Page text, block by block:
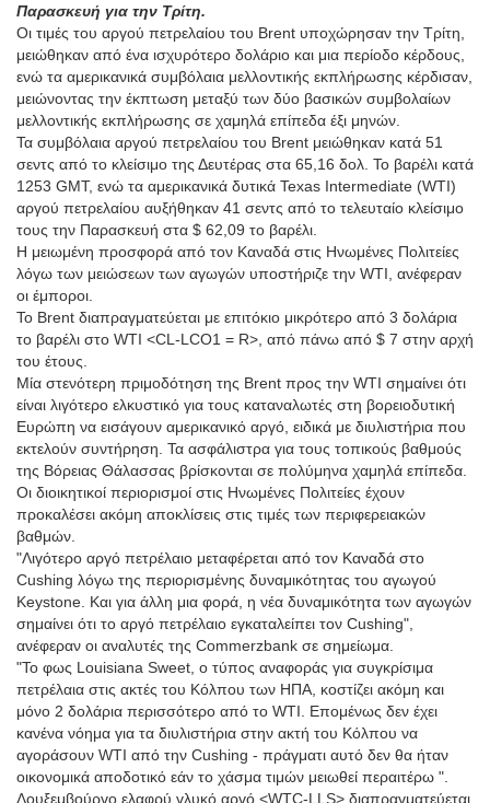
Παρασκευή για την Τρίτη.
Οι τιμές του αργού πετρελαίου του Brent υποχώρησαν την Τρίτη,
μειώθηκαν από ένα ισχυρότερο δολάριο και μια περίοδο κέρδους,
ενώ τα αμερικανικά συμβόλαια μελλοντικής εκπλήρωσης κέρδισαν,
μειώνοντας την έκπτωση μεταξύ των δύο βασικών συμβολαίων
μελλοντικής εκπλήρωσης σε χαμηλά επίπεδα έξι μηνών.
Τα συμβόλαια αργού πετρελαίου του Brent μειώθηκαν κατά 51
σεντς από το κλείσιμο της Δευτέρας στα 65,16 δολ. Το βαρέλι κατά
1253 GMT, ενώ τα αμερικανικά δυτικά Texas Intermediate (WTI)
αργού πετρελαίου αυξήθηκαν 41 σεντς από το τελευταίο κλείσιμο
τους την Παρασκευή στα $ 62,09 το βαρέλι.
Η μειωμένη προσφορά από τον Καναδά στις Ηνωμένες Πολιτείες
λόγω των μειώσεων των αγωγών υποστήριζε την WTI, ανέφεραν
οι έμποροι.
Το Brent διαπραγματεύεται με επιτόκιο μικρότερο από 3 δολάρια
το βαρέλι στο WTI <CL-LCO1 = R>, από πάνω από $ 7 στην αρχή
του έτους.
Μία στενότερη πριμοδότηση της Brent προς την WTI σημαίνει ότι
είναι λιγότερο ελκυστικό για τους καταναλωτές στη βορειοδυτική
Ευρώπη να εισάγουν αμερικανικό αργό, ειδικά με διυλιστήρια που
εκτελούν συντήρηση. Τα ασφάλιστρα για τους τοπικούς βαθμούς
της Βόρειας Θάλασσας βρίσκονται σε πολύμηνα χαμηλά επίπεδα.
Οι διοικητικοί περιορισμοί στις Ηνωμένες Πολιτείες έχουν
προκαλέσει ακόμη αποκλίσεις στις τιμές των περιφερειακών
βαθμών.
"Λιγότερο αργό πετρέλαιο μεταφέρεται από τον Καναδά στο
Cushing λόγω της περιορισμένης δυναμικότητας του αγωγού
Keystone. Και για άλλη μια φορά, η νέα δυναμικότητα των αγωγών
σημαίνει ότι το αργό πετρέλαιο εγκαταλείπει τον Cushing",
ανέφεραν οι αναλυτές της Commerzbank σε σημείωμα.
"Το φως Louisiana Sweet, ο τύπος αναφοράς για συγκρίσιμα
πετρέλαια στις ακτές του Κόλπου των ΗΠΑ, κοστίζει ακόμη και
μόνο 2 δολάρια περισσότερο από το WTI. Επομένως δεν έχει
κανένα νόημα για τα διυλιστήρια στην ακτή του Κόλπου να
αγοράσουν WTI από την Cushing - πράγματι αυτό δεν θα ήταν
οικονομικά αποδοτικό εάν το χάσμα τιμών μειωθεί περαιτέρω ".
Λουξεμβούργο ελαφρύ γλυκό αργό <WTC-LLS> διαπραγματεύεται